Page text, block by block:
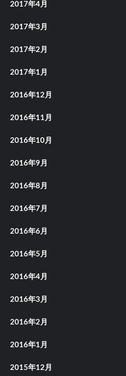
2017年4月
2017年3月
2017年2月
2017年1月
2016年12月
2016年11月
2016年10月
2016年9月
2016年8月
2016年7月
2016年6月
2016年5月
2016年4月
2016年3月
2016年2月
2016年1月
2015年12月